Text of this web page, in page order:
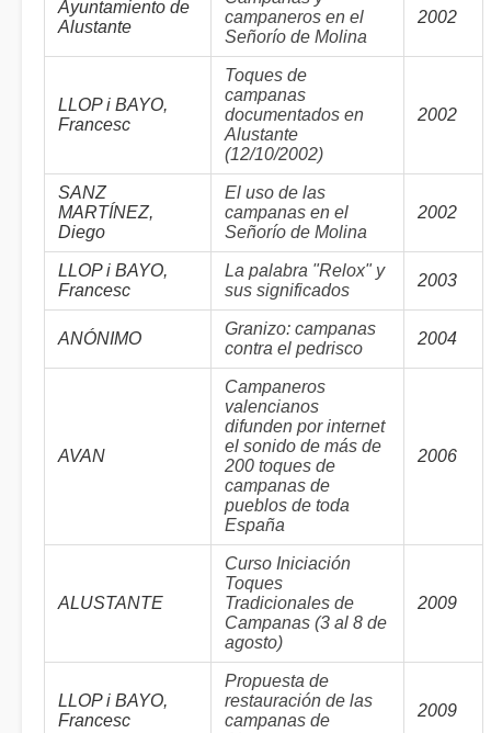
Ayuntamiento de
Alustante
campaneros en el
Señorío de Molina
2002
LLOP i BAYO,
Francesc
Toques de
campanas
documentados en
Alustante
(12/10/2002)
2002
SANZ
MARTÍNEZ,
Diego
El uso de las
campanas en el
Señorío de Molina
2002
LLOP i BAYO,
Francesc
La palabra "Relox" y
sus significados
2003
ANÓNIMO
Granizo: campanas
contra el pedrisco
2004
AVAN
Campaneros
valencianos
difunden por internet
el sonido de más de
200 toques de
campanas de
pueblos de toda
España
2006
ALUSTANTE
Curso Iniciación
Toques
Tradicionales de
Campanas (3 al 8 de
agosto)
2009
LLOP i BAYO,
Francesc
Propuesta de
restauración de las
campanas de
2009